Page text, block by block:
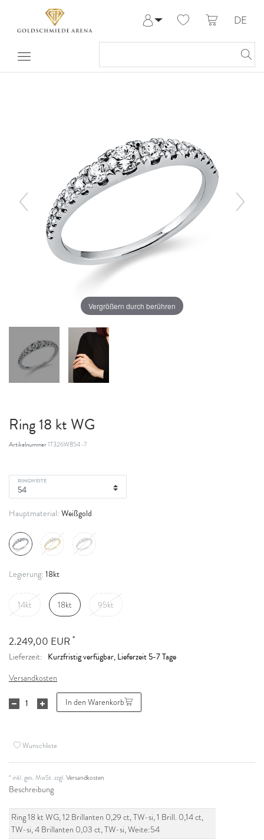
Meine Bestellungen
DE
Vergrößern durch berühren
Ring 18 kt WG
Artikelnummer1T326W854-7
RINGWEITE
Hauptmaterial: Weißgold
Legierung: 18kt
14kt 18kt 95kt
2.249,00 EUR *
Lieferzeit: Kurzfristig verfügbar, Lieferzeit 5-7 Tage
Versandkosten
In den Warenkorb
Wunschliste
* inkl. ges. MwSt. zzgl.Versandkosten
Beschreibung
Ring 18 kt WG, 12 Brillanten 0,29 ct, TW-si, 1 Brill. 0,14 ct,
TW-si, 4 Brillanten 0,03 ct, TW-si, Weite:54